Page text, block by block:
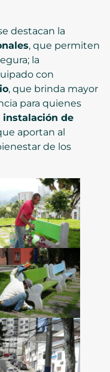
destacan la
, que permiten
la
con
, que brinda mayor
para quienes
instalación de
aportan al
de los